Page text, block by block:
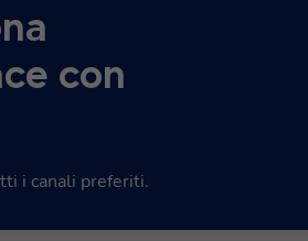
con
i canali preferiti.